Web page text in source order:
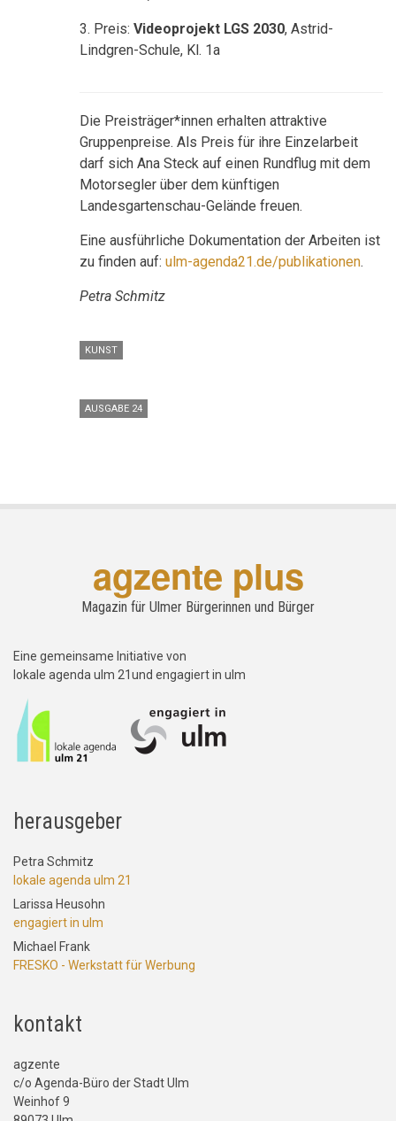
3. Preis: Videoprojekt LGS 2030, Astrid-
Lindgren-Schule, Kl. 1a
Die Preisträger*innen erhalten attraktive
Gruppenpreise. Als Preis für ihre Einzelarbeit
darf sich Ana Steck auf einen Rundflug mit dem
Motorsegler über dem künftigen
Landesgartenschau-Gelände freuen.
Eine ausführliche Dokumentation der Arbeiten ist
zu finden auf: ulm-agenda21.de/publikationen.
Petra Schmitz
KUNST
AUSGABE 24
agzente plus
Magazin für Ulmer Bürgerinnen und Bürger
Eine gemeinsame Initiative von
lokale agenda ulm 21und engagiert in ulm
herausgeber
Petra Schmitz
lokale agenda ulm 21
Larissa Heusohn
engagiert in ulm
Michael Frank
FRESKO - Werkstatt für Werbung
kontakt
agzente
c/o Agenda-Büro der Stadt Ulm
Weinhof 9